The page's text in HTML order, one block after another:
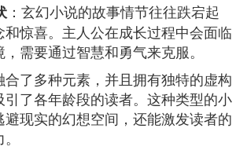
：玄幻小说的故事情节往往跌宕起
惊喜。主人公在成长过程中会面临
需要通过智慧和勇气来克服。
合了多种元素，并且拥有独特的虚构
了各年龄段的读者。这种类型的小
现实的幻想空间，还能激发读者的